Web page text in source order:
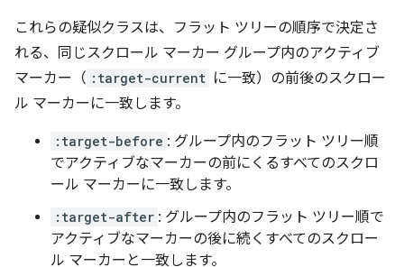
これらの疑似クラスは、フラット ツリーの順序で決定さ
れる、同じスクロール マーカー グループ内のアクティブ
マーカー（ :target-current に一致）の前後のスクロー
ル マーカーに一致します。
:target-before : グループ内のフラット ツリー順
でアクティブなマーカーの前にくるすべてのスクロ
ール マーカーに一致します。
:target-after : グループ内のフラット ツリー順で
アクティブなマーカーの後に続くすべてのスクロー
ル マーカーと一致します。